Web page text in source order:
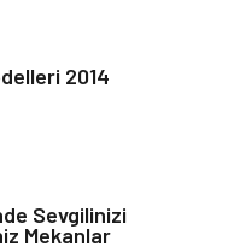
Kültür
2014
Sevgilinizi
Mekanlar